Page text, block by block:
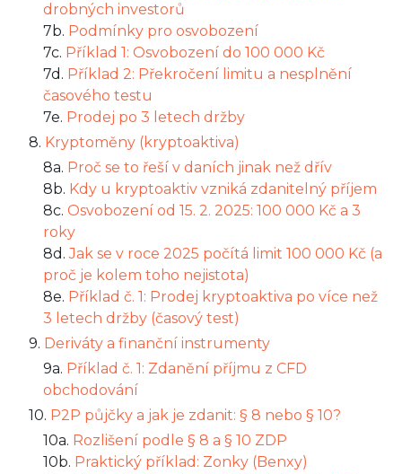
drobných investorů
7b. Podmínky pro osvobození
7c. Příklad 1: Osvobození do 100 000 Kč
7d. Příklad 2: Překročení limitu a nesplnění
časového testu
7e. Prodej po 3 letech držby
8. Kryptoměny (kryptoaktiva)
8a. Proč se to řeší v daních jinak než dřív
8b. Kdy u kryptoaktiv vzniká zdanitelný příjem
8c. Osvobození od 15. 2. 2025: 100 000 Kč a 3
roky
8d. Jak se v roce 2025 počítá limit 100 000 Kč (a
proč je kolem toho nejistota)
8e. Příklad č. 1: Prodej kryptoaktiva po více než
3 letech držby (časový test)
9. Deriváty a finanční instrumenty
9a. Příklad č. 1: Zdanění příjmu z CFD
obchodování
10. P2P půjčky a jak je zdanit: § 8 nebo § 10?
10a. Rozlišení podle § 8 a § 10 ZDP
10b. Praktický příklad: Zonky (Benxy)